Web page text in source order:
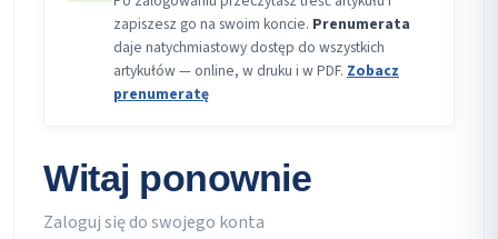
zapiszesz go na swoim koncie. Prenumerata
daje natychmiastowy dostęp do wszystkich
artykułów — online, w druku i w PDF. Zobacz
prenumeratę
Witaj ponownie
Zaloguj się do swojego konta